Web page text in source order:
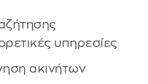
υπηρεσίες
ακινήτων